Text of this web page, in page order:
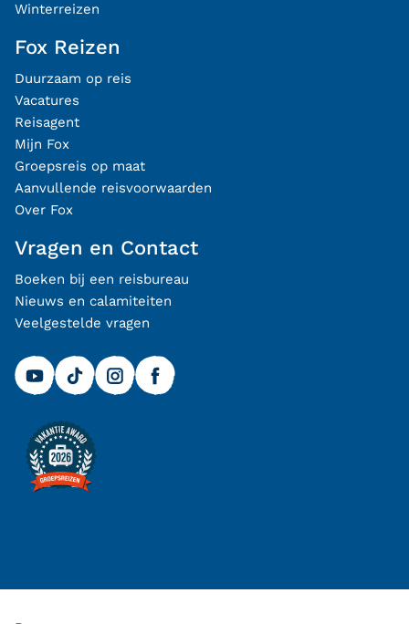
Winterreizen
Fox Reizen
Duurzaam op reis
Vacatures
Reisagent
Mijn Fox
Groepsreis op maat
Aanvullende reisvoorwaarden
Over Fox
Vragen en Contact
Boeken bij een reisbureau
Nieuws en calamiteiten
Veelgestelde vragen